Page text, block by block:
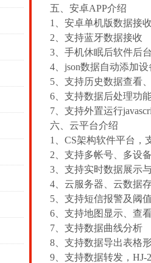
五、安卓APP介绍
1、安卓单机版数据接
2、支持蓝牙数据接收
3、手机休眠后软件后
4、json数据自动添加
5、支持历史数据查看
6、支持数据后处理功
7、支持外置运行
六、云平台介绍
1、CS架构软件平台，
2、支持多帐号、多设
3、支持实时数据展示
4、云服务器、云数据
5、支持短信报警及阈
6、支持地图显示、查
7、支持数据曲线分析
8、支持数据导出表格
9、支持数据转发，HJ-